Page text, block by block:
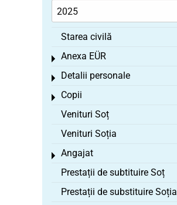
Starea civilă
Anexa EÜR
Toggle menu
Detalii personale
Toggle menu
Copii
Toggle menu
Venituri Soț
Venituri Soția
Angajat
Toggle menu
Prestații de subtituire Soț
Prestații de substituire Soția